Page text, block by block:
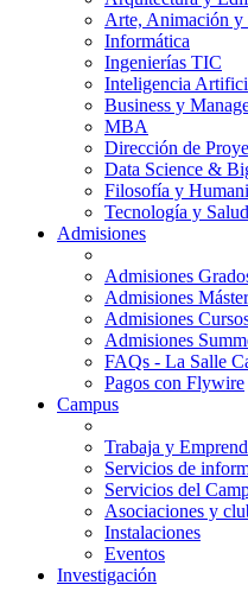
Arte, Animación y
Informática
Ingenierías TIC
Inteligencia
Business y
MBA
Dirección de
Data Science &
Filosofía y
Tecnología y Salud
Admisiones
Admisiones
Admisiones
Admisiones
Admisiones
FAQs - La Salle
Pagos con Flywire
Campus
Trabaja y
Servicios de
Servicios del
Asociaciones y
Instalaciones
Eventos
Investigación